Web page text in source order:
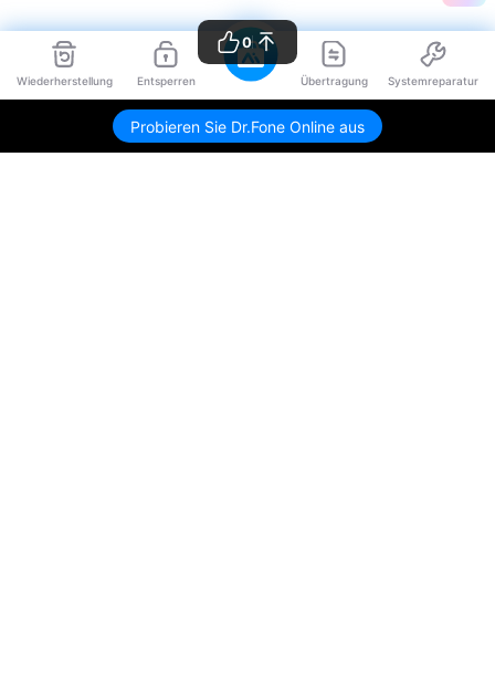
Wiederherstellung Entsperren Übertragung Systemreparatur
Probieren Sie Dr.Fone Online aus
0